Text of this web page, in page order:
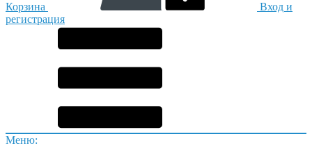
Корзина
Вход и
регистрация
Меню: